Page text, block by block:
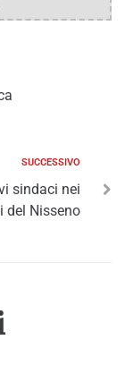
SUCCESSIVO
sindaci nei
del Nisseno